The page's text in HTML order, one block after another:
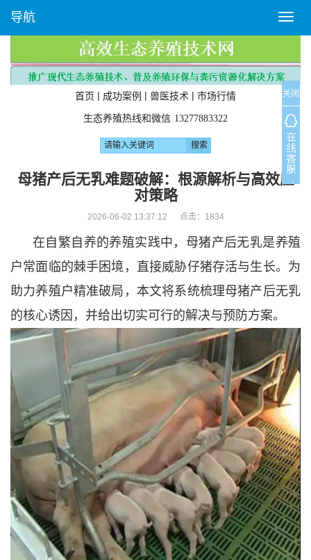
T
o
g
l
e
n
a
v
i
g
a
n
导航
首页 | 成功案例 | 兽医技术 | 市场行情
生态养殖热线和微信 13277883322
母猪产后无乳难题破解：根源解析与高效应
对策略
2026-06-02 13:37:12 点击： 1834
在自繁自养的养殖实践中，母猪产后无乳是养殖
户常面临的棘手困境，直接威胁仔猪存活与生长。为
助力养殖户精准破局，本文将系统梳理母猪产后无乳
的核心诱因，并给出切实可行的解决与预防方案。
关闭